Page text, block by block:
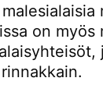
on myös